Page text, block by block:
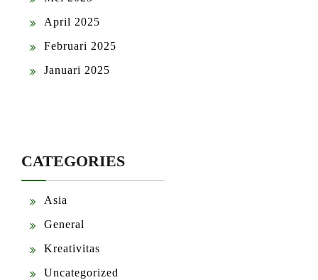
April 2025
Februari 2025
Januari 2025
CATEGORIES
Asia
General
Kreativitas
Uncategorized